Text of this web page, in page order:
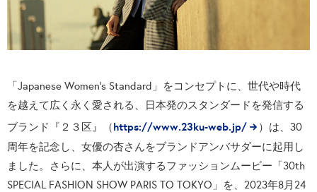
「Japanese Women's Standard」をコンセプトに、世代や時代
を越えて広く永く愛される、日本発のスタンダードを発信する
ブランド『２３区』（https://www.23ku-web.jp/
）は、30
周年を記念し、女優の杏さんをブランドアンバサダーに起用し
ました。さらに、本人が出演するファッションムービー「30th
SPECIAL FASHION SHOW PARIS TO TOKYO」を、2023年8月24